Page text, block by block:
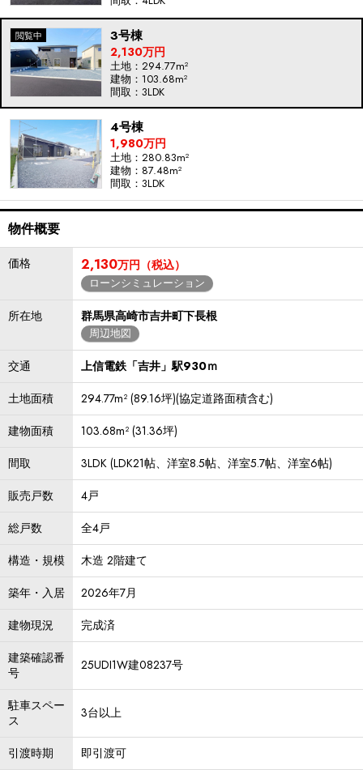
3号棟
2,130万円
土地：294.77m²
建物：103.68m²
間取：3LDK
4号棟
1,980万円
土地：280.83m²
建物：87.48m²
間取：3LDK
物件概要
価格 2,130万円（税込）
ローンシミュレーション
所在地 群馬県高崎市吉井町下長根
周辺地図
交通
上信電鉄「吉井」駅930ｍ
土地面積
294.77m² (89.16坪)(協定道路面積含む)
建物面積
103.68m² (31.36坪)
間取
3LDK (LDK21帖、洋室8.5帖、洋室5.7帖、洋室6帖)
販売戸数
4戸
総戸数
全4戸
構造・規模
木造 2階建て
築年・入居
2026年7月
建物現況
完成済
建築確認番
号
25UDI1W建08237号
駐車スペー
ス
3台以上
引渡時期
即引渡可